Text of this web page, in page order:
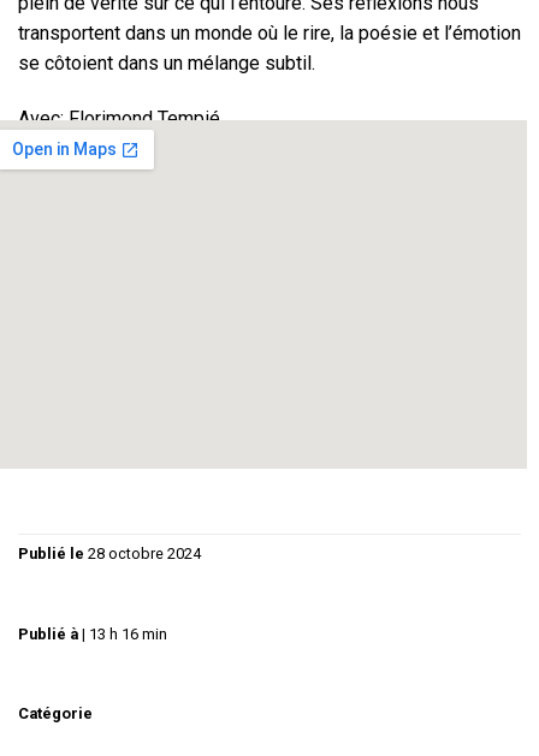
transportent dans un monde où le rire, la poésie et l’émotion
se côtoient dans un mélange subtil.
Avec: Florimond Tempié
Mise en scène: Ginès Abellan
Musique: Antoine Miannay
Publié le 28 octobre 2024
Publié à | 13 h 16 min
Catégorie